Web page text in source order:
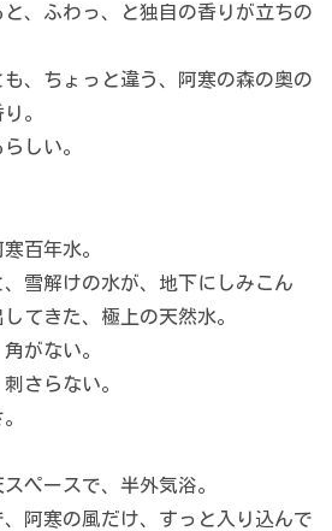
、ふわっ、と独自の香りが立ちの
、ちょっと違う、阿寒の森の奥の
。
しい。
百年水。
雪解けの水が、地下にしみこん
てきた、極上の天然水。
がない。
さらない。
ペースで、半外気浴。
阿寒の風だけ、すっと入り込んで